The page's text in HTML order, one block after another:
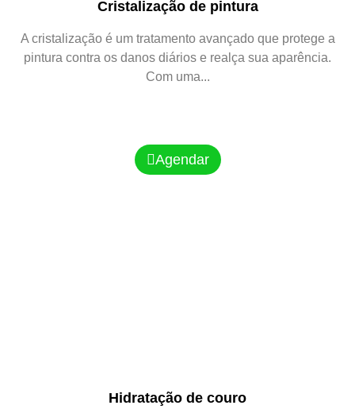
Cristalização de pintura
A cristalização é um tratamento avançado que protege a
pintura contra os danos diários e realça sua aparência.
Com uma...
Agendar
Hidratação de couro